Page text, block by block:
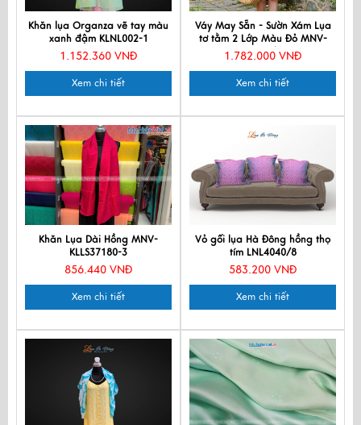
Khăn lụa Organza vẽ tay màu
xanh đậm KLNL002-1
1.152.360 VNĐ
Xem chi tiết
Váy May Sẵn - Sườn Xám Lụa
tơ tằm 2 Lớp Màu Đỏ MNV-
LPT67/4
1.782.000 VNĐ
Xem chi tiết
Khăn Lụa Dài Hồng MNV-
KLLS37180-3
856.440 VNĐ
Xem chi tiết
Vỏ gối lụa Hà Đông hồng thọ
tím LNL4040/8
583.200 VNĐ
Xem chi tiết